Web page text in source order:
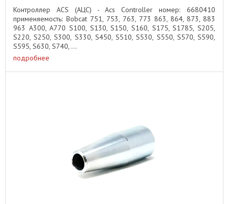
Контроллер ACS (АЦС) - Acs Controller номер: 6680410
применяемость: Bobcat 751, 753, 763, 773 863, 864, 873, 883
963 A300, A770 S100, S130, S150, S160, S175, S1785, S205,
S220, S250, S300, S330, S450, S510, S530, S550, S570, S590,
S595, S630, S740, ...
подробнее